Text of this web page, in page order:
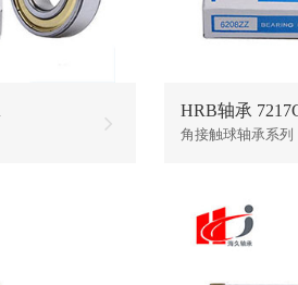
HRB轴承
角接触球轴承系列